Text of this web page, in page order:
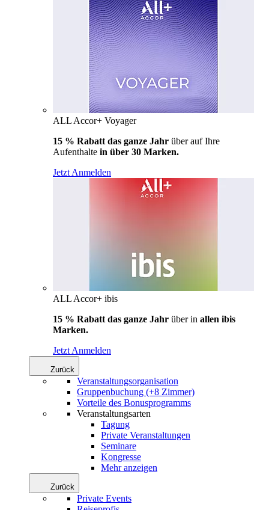
ALL Accor+ Voyager
15 % Rabatt das ganze Jahr über auf Ihre
Aufenthalte in über 30 Marken.
Jetzt Anmelden
ALL Accor+ ibis
15 % Rabatt das ganze Jahr über in allen ibis
Marken.
Jetzt Anmelden
Zurück
Veranstaltungsorganisation
Gruppenbuchung (+8 Zimmer)
Vorteile des Bonusprogramms
Veranstaltungsarten
Tagung
Private Veranstaltungen
Seminare
Kongresse
Mehr anzeigen
Zurück
Private Events